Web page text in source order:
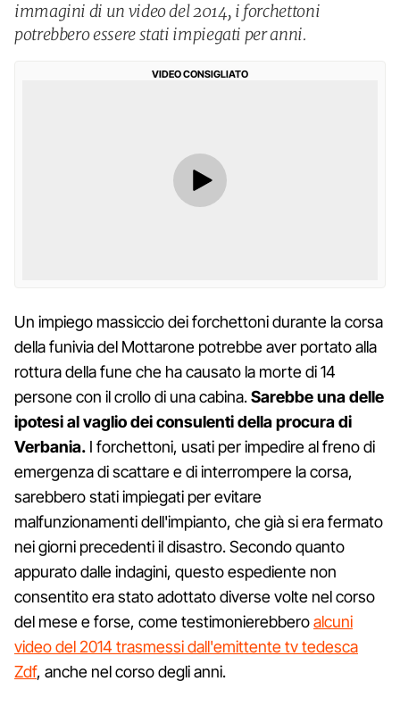
immagini di un video del 2014, i forchettoni
potrebbero essere stati impiegati per anni.
VIDEO CONSIGLIATO
Un impiego massiccio dei forchettoni durante la corsa
della funivia del Mottarone potrebbe aver portato alla
rottura della fune che ha causato la morte di 14
persone con il crollo di una cabina.Sarebbe una delle
ipotesi al vaglio dei consulenti della procura di
Verbania. I forchettoni, usati per impedire al freno di
emergenza di scattare e di interrompere la corsa,
sarebbero stati impiegati per evitare
malfunzionamenti dell'impianto, che già si era fermato
nei giorni precedenti il disastro. Secondo quanto
appurato dalle indagini, questo espediente non
consentito era stato adottato diverse volte nel corso
del mese e forse, come testimonierebberoalcuni
video del 2014 trasmessi dall'emittente tv tedesca
Zdf, anche nel corso degli anni.